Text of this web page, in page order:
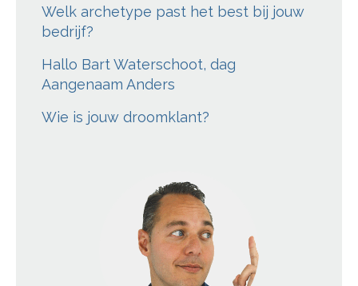
Welk archetype past het best bij jouw
bedrijf?
Hallo Bart Waterschoot, dag
Aangenaam Anders
Wie is jouw droomklant?